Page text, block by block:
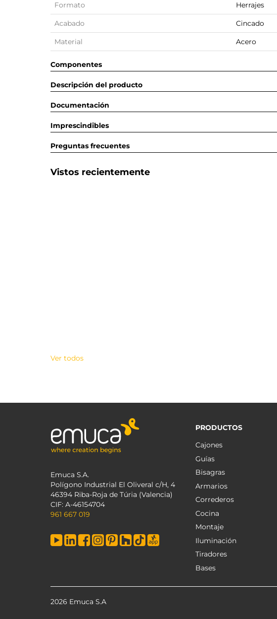
Formato Herrajes
Acabado Cincado
Material Acero
Componentes
Descripción del producto
Documentación
Imprescindibles
Preguntas frecuentes
Vistos recientemente
Ver todos
Emuca S.A.
Polígono Industrial El Oliveral c/H, 4
46394 Riba-Roja de Túria (Valencia)
CIF: A-46154704
961 667 019
PRODUCTOS
Cajones
Guías
Bisagras
Armarios
Correderos
Cocina
Montaje
Iluminación
Tiradores
Bases
2026 Emuca S.A